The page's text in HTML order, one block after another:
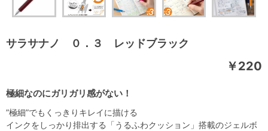
サラサナノ ０．３ レッドブラック
極細なのにガリガリ感がない！
￥220
”極細”でもくっきりキレイに描ける
インクをしっかり排出する「うるふわクッション」搭載のジェルボ